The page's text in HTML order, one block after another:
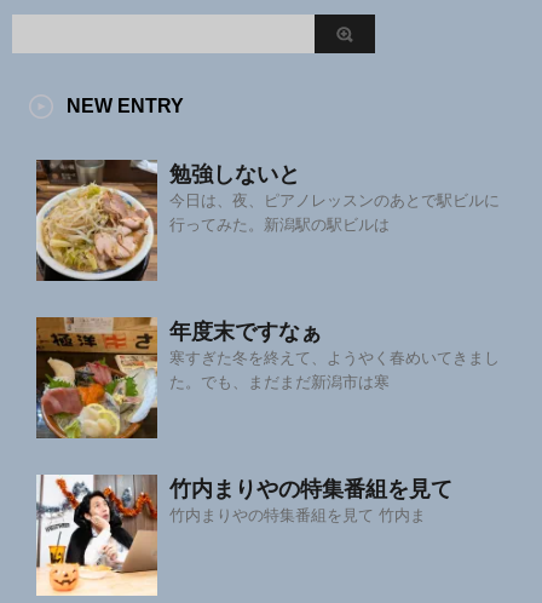
NEW ENTRY
勉強しないと
今日は、夜、ピアノレッスンのあとで駅ビルに
行ってみた。新潟駅の駅ビルは
年度末ですなぁ
寒すぎた冬を終えて、ようやく春めいてきまし
た。でも、まだまだ新潟市は寒
竹内まりやの特集番組を見て
竹内まりやの特集番組を見て 竹内ま